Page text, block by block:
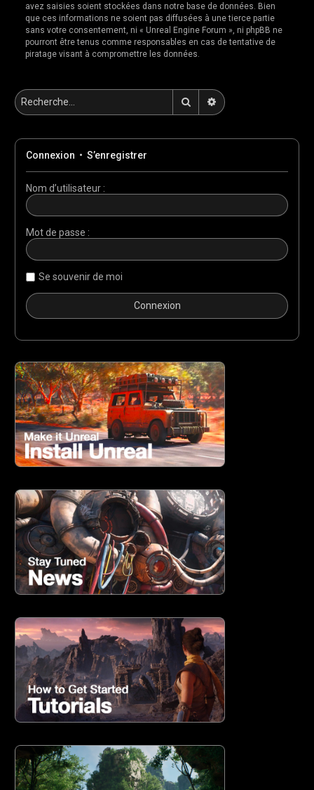
avez saisies soient stockées dans notre base de données. Bien
que ces informations ne soient pas diffusées à une tierce partie
sans votre consentement, ni « Unreal Engine Forum », ni phpBB ne
pourront être tenus comme responsables en cas de tentative de
piratage visant à compromettre les données.
RechercherRecherche avancée
Connexion •S’enregistrer
Nom d’utilisateur :
Mot de passe :
Se souvenir de moi